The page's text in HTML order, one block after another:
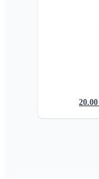
20.00